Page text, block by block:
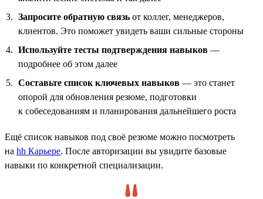
Запросите обратную связь от коллег, менеджеров,
клиентов. Это поможет увидеть ваши сильные стороны
Используйте тесты подтверждения навыков —
подробнее об этом далее
Составьте список ключевых навыков — это станет
опорой для обновления резюме, подготовки
к собеседованиям и планирования дальнейшего роста
Ещё список навыков под своё резюме можно посмотреть
на hh Карьере. После авторизации вы увидите базовые
навыки по конкретной специализации.